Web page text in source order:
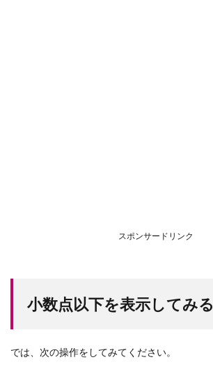
スポンサードリンク
小数点以下を表示してみる
では、次の操作をしてみてください。